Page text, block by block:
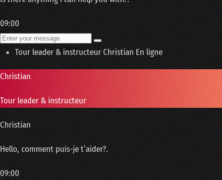
09:00
Tour leader & instructeurChristian En ligne
Christian
Tour leader & instructeur
Christian
Hello, comment puis-je t’aider?.
09:00